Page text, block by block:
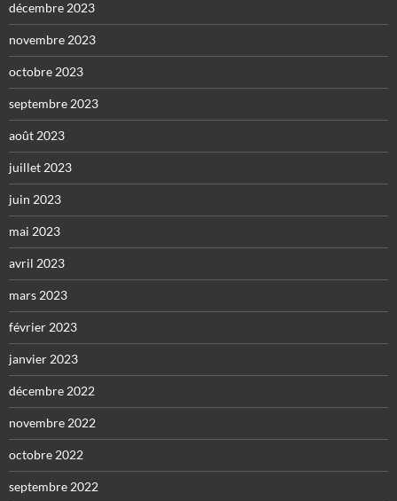
décembre 2023
novembre 2023
octobre 2023
septembre 2023
août 2023
juillet 2023
juin 2023
mai 2023
avril 2023
mars 2023
février 2023
janvier 2023
décembre 2022
novembre 2022
octobre 2022
septembre 2022